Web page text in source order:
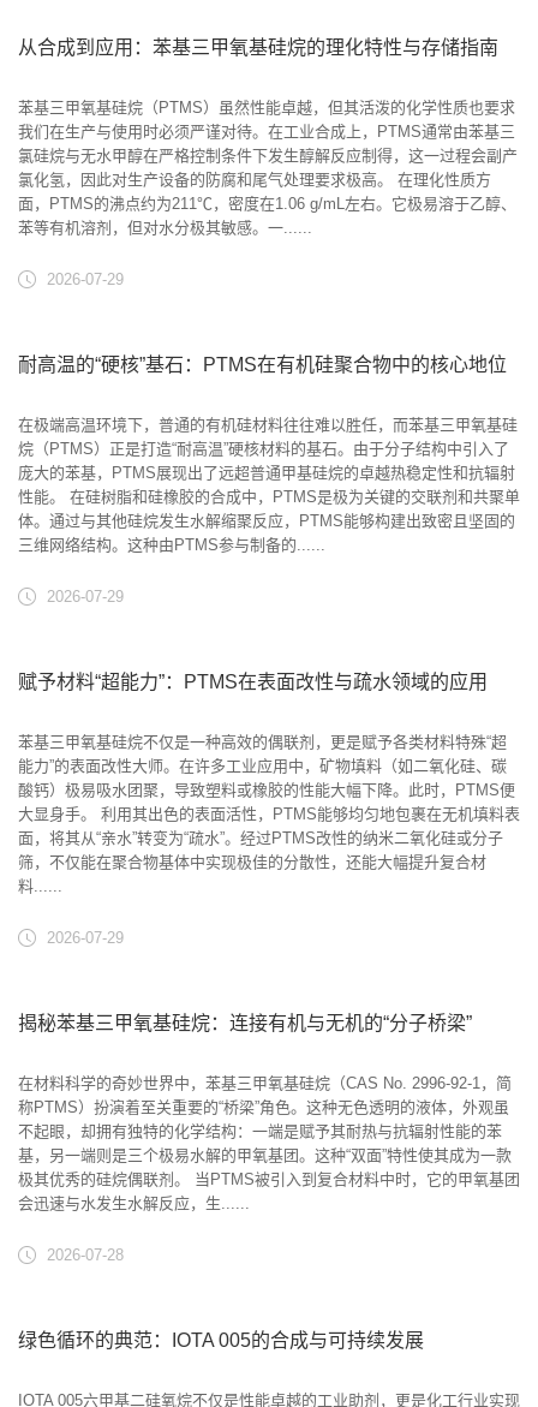
从合成到应用：苯基三甲氧基硅烷的理化特性与存储指南
苯基三甲氧基硅烷（PTMS）虽然性能卓越，但其活泼的化学性质也要求
我们在生产与使用时必须严谨对待。在工业合成上，PTMS通常由苯基三
氯硅烷与无水甲醇在严格控制条件下发生醇解反应制得，这一过程会副产
氯化氢，因此对生产设备的防腐和尾气处理要求极高。 在理化性质方
面，PTMS的沸点约为211℃，密度在1.06 g/mL左右。它极易溶于乙醇、
苯等有机溶剂，但对水分极其敏感。一......
2026-07-29
耐高温的“硬核”基石：PTMS在有机硅聚合物中的核心地位
在极端高温环境下，普通的有机硅材料往往难以胜任，而苯基三甲氧基硅
烷（PTMS）正是打造“耐高温”硬核材料的基石。由于分子结构中引入了
庞大的苯基，PTMS展现出了远超普通甲基硅烷的卓越热稳定性和抗辐射
性能。 在硅树脂和硅橡胶的合成中，PTMS是极为关键的交联剂和共聚单
体。通过与其他硅烷发生水解缩聚反应，PTMS能够构建出致密且坚固的
三维网络结构。这种由PTMS参与制备的......
2026-07-29
赋予材料“超能力”：PTMS在表面改性与疏水领域的应用
苯基三甲氧基硅烷不仅是一种高效的偶联剂，更是赋予各类材料特殊“超
能力”的表面改性大师。在许多工业应用中，矿物填料（如二氧化硅、碳
酸钙）极易吸水团聚，导致塑料或橡胶的性能大幅下降。此时，PTMS便
大显身手。 利用其出色的表面活性，PTMS能够均匀地包裹在无机填料表
面，将其从“亲水”转变为“疏水”。经过PTMS改性的纳米二氧化硅或分子
筛，不仅能在聚合物基体中实现极佳的分散性，还能大幅提升复合材
料......
2026-07-29
揭秘苯基三甲氧基硅烷：连接有机与无机的“分子桥梁”
在材料科学的奇妙世界中，苯基三甲氧基硅烷（CAS No. 2996-92-1，简
称PTMS）扮演着至关重要的“桥梁”角色。这种无色透明的液体，外观虽
不起眼，却拥有独特的化学结构：一端是赋予其耐热与抗辐射性能的苯
基，另一端则是三个极易水解的甲氧基团。这种“双面”特性使其成为一款
极其优秀的硅烷偶联剂。 当PTMS被引入到复合材料中时，它的甲氧基团
会迅速与水发生水解反应，生......
2026-07-28
绿色循环的典范：IOTA 005的合成与可持续发展
IOTA 005六甲基二硅氧烷不仅是性能卓越的工业助剂，更是化工行业实现